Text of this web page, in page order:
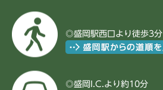
◎盛岡駅西口より徒歩3分
◎盛岡I.C.より約10分